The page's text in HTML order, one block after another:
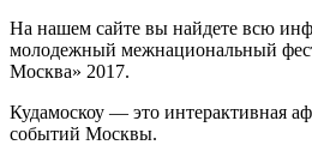
На нашем сайте вы найдете всю
молодежный межнациональный
Москва» 2017.
Кудамоскоу — это интерактивная
событий Москвы.